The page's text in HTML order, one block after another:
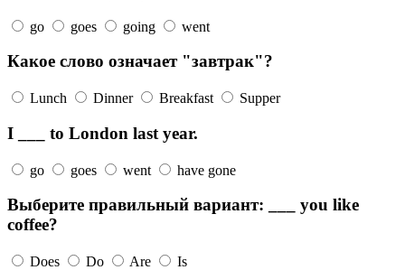
go goes going went
Какое слово означает "завтрак"?
Lunch Dinner Breakfast Supper
I ___ to London last year.
go goes went have gone
Выберите правильный вариант: ___ you like
coffee?
Does Do Are Is